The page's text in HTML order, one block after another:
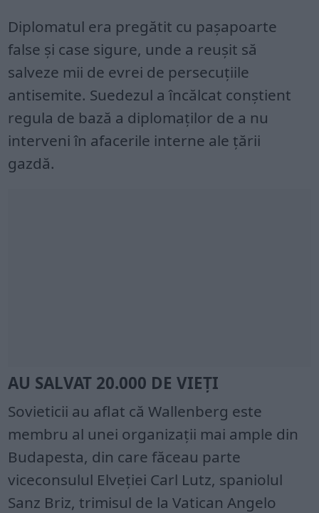
Diplomatul era pregătit cu pașapoarte
false și case sigure, unde a reușit să
salveze mii de evrei de persecuțiile
antisemite. Suedezul a încălcat conștient
regula de bază a diplomaților de a nu
interveni în afacerile interne ale țării
gazdă.
AU SALVAT 20.000 DE VIEŢI
Sovieticii au aflat că Wallenberg este
membru al unei organizații mai ample din
Budapesta, din care făceau parte
viceconsulul Elveției Carl Lutz, spaniolul
Sanz Briz, trimisul de la Vatican Angelo